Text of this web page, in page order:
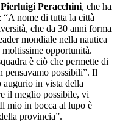
Pierluigi Peracchini, che ha
nome di tutta la città
che da 30 anni forma
mondiale nella nautica
opportunità.
è ciò che permette di
pensavamo possibili”. Il
in vista della
il meglio possibile, vi
mio in bocca al lupo è
provincia”.